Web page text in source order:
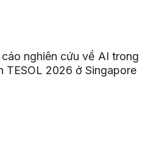
nghiên cứu về AI trong
TESOL 2026 ở Singapore